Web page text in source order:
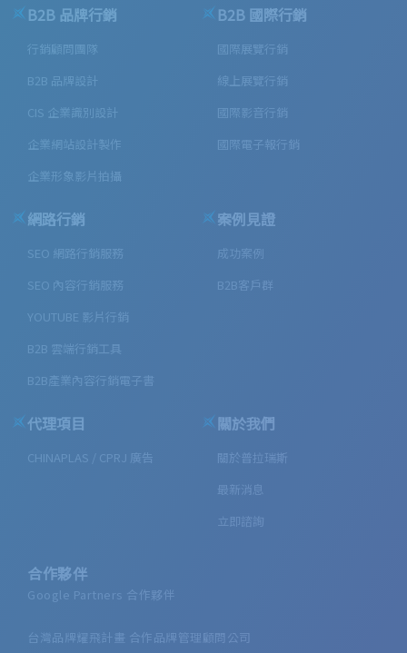
B2B 品牌行銷
行銷顧問團隊
B2B 品牌設計
CIS 企業識別設計
企業網站設計製作
企業形象影片拍攝
B2B 國際行銷
國際展覽行銷
線上展覽行銷
國際影音行銷
國際電子報行銷
網路行銷
SEO 網路行銷服務
SEO 內容行銷服務
YOUTUBE 影片行銷
B2B 雲端行銷工具
B2B產業內容行銷電子書
案例見證
成功案例
B2B客戶群
代理項目
CHINAPLAS / CPRJ 廣告
關於我們
關於普拉瑞斯
最新消息
立即諮詢
合作夥伴
Google Partners 合作夥伴
台灣品牌耀飛計畫 合作品牌管理顧問公司